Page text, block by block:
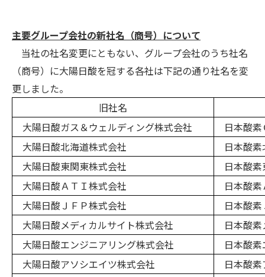
主要グループ会社の新社名（商号）について
当社の社名変更にともない、グループ会社のうち社名
（商号）に大陽日酸を冠する各社は下記の通り社名を変
更しました。
旧社名
大陽日酸ガス＆ウェルディング株式会社
日本酸素
大陽日酸北海道株式会社
日本酸素
大陽日酸東関東株式会社
日本酸素
大陽日酸ＡＴＩ株式会社
日本酸素
大陽日酸ＪＦＰ株式会社
日本酸素
大陽日酸メディカルサイト株式会社
日本酸素
大陽日酸エンジニアリング株式会社
日本酸素
大陽日酸アソシエイツ株式会社
日本酸素